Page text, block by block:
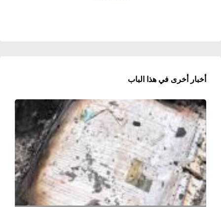
أخبار أخرى في هذا الباب